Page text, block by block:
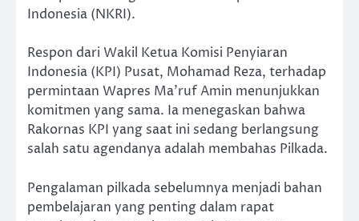
Indonesia (NKRI).
Respon dari Wakil Ketua Komisi Penyiaran
Indonesia (KPI) Pusat, Mohamad Reza, terhadap
permintaan Wapres Ma’ruf Amin menunjukkan
komitmen yang sama. Ia menegaskan bahwa
Rakornas KPI yang saat ini sedang berlangsung
salah satu agendanya adalah membahas Pilkada.
Pengalaman pilkada sebelumnya menjadi bahan
pembelajaran yang penting dalam rapat